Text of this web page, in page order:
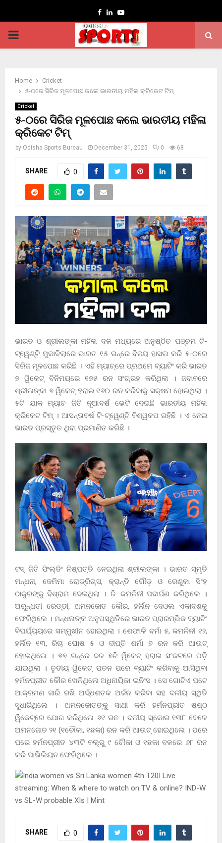
Facebook
LinkedinYoutube
PRIMARY
Home
Cricket
୫-୦ରେ ସିରିଜ ମୂଳପୋଛ କଲେ ଭାରତୀୟ ମହିଳା କ୍ରିକେଟ ଟିମ୍
Cricket
୫-୦ରେ ସିରିଜ ମୂଳପୋଛ କଲେ ଭାରତୀୟ ମହିଳା
କ୍ରିକେଟ ଟିମ୍
by Odisha Sports Bureau December 31, 2025 0 68
SHARE 0
ଭାରତ ଓ ଶ୍ରୀଲଙ୍କା ମହିଳା ଦଳ ମଧ୍ୟରେ ଅନୁଷ୍ଠିତ ପଞ୍ଚମ ଟି-
ଟ୍ୱେଣ୍ଟି ମୁକାବିଲାରେ ଭାରତ ୧୫ ରନ୍‌ରେ ବିଜୟ ହାସଲ କରି ୫-୦ରେ
ସିରିଜ ମୂଳପୋଛ କରିଛି । ଏହି ମ୍ୟାଚ୍‌ରେ ପ୍ରଥମେ ବ୍ୟାଟିଂ କରି ଭାରତ
୭ ୱିକେଟ୍ ବିନିମୟରେ ୧୭୫ ରନ ସଂଗ୍ରହ କରିଥିଲା । ଜବାବରେ
ଶ୍ରୀଲଙ୍କା ୭ ୱିକେଟ୍ ହରାଇ ୧୬୦ ରନ କରିବାକୁ ସକ୍ଷମ ହୋଇଥିଲା ।
୫ଟି ଯାକ ମ୍ୟାଚ ଜିତି ନୂଆବର୍ଷ ଭେଟି ଦେଇଛି ଭାରତୀୟ ମହିଳା
କ୍ରିକେଟ ଟିମ୍ । ଆସନ୍ତାବର୍ଷ ଟି-ଟ୍ୱେଣ୍ଟି ବିଶ୍ୱକପ ରହିଛି । ଏ ନେଇ
ଭାରତ ପ୍ରସ୍ତୁତ ଥିବା ପ୍ରମାଣିତ କରିଛି ।
ଟସ୍ ଜିତି ଫିଲ୍ଡିଂ ନିଷ୍ପତ୍ତି ନେଇଥିଲା ଶ୍ରୀଲଙ୍କା । ଭାରତ ସ୍ମୃତି
ମନ୍ଧନା, ଜେମିମା ରୋଡ୍ରିଗ୍ସ, କ୍ରାନ୍ତି ଗୌଡ଼ ଓ ରେଣୁକା ସିଂହ
ଠାକୁରଙ୍କୁ ବିଶ୍ରାମ ଦେଇଥିଲା । ଜି. କମଳିନୀ ପଦାର୍ପଣ କରିଥିଲେ ।
ଅରୁନ୍ଧତୀ ରେଡ୍ଡୀ, ଅମନଜୋତ କୌର, ହର୍ଲିନ ଦେଓଲ ଏକାଦଶକୁ
ଫେରିଥିଲେ । ମନ୍ଧନାଙ୍କ ଅନୁପସ୍ଥିତିରେ ଭାରତ ପ୍ରାରମ୍ଭିକ ବ୍ୟାଟିଂ
ବିପର୍ଯ୍ୟୟରେ ସମ୍ମୁଖୀନ ହୋଇଥିଲା । ଶେଫାଳି ବର୍ମା ୫, କମଳିନୀ ୧୨,
ହର୍ଲିନ ୧୩, ରିଚା ଘୋଷ ୫ ଓ ଦୀପ୍ତି ଶର୍ମା ୭ ରନ କରି ଆଉଟ୍
ହୋଇଥିଲେ । ୭୭ ରନ୍‌ରେ ଦଳ ୫ଟି ୱିକେଟ୍ ହରାଇ ସଂକଟରେ ପଡ଼ି
ଯାଇଥିଲା । ତୃତୀୟ ୱିକେଟ୍‌ ପତନ ପରେ ବ୍ୟାଟିଂ କରିବାକୁ ଆସିଥିବା
ହର୍ମନପ୍ରୀତ କୌର ଖେଳିଥିଲେ ଅଧିନାୟିକା ଇନିଂସ । ସେ ଗୋଟିଏ ପଟେ
ଆକ୍ରମଣ ଜାରି ରଖି ଅର୍ଦ୍ଧଶତକ ଅର୍ଜନ କରିବା ସହ ଦଳୀୟ ସ୍ଥିତି
ସୁଧାରିଥିଲେ । ଅମନଜୋତଙ୍କୁ ସାଥୀ କରି ହର୍ମନପ୍ରୀତ ଷଷ୍ଠ
ୱିକେଟ୍‌ରେ ଯୋଗ କରିଥିଲେ ୬୧ ରନ । ଦଳୀୟ ସ୍କୋର ୧୩୮ ବେଳେ
ଅମନଜୋତ ୨୧ (୧ଚୌକା, ୧ଛକା) ରନ କରି ଆଉଟ୍ ହୋଇଥିଲେ । ପରେ
ପରେ ହର୍ମନପ୍ରୀତ ୪୩ଟି ବଲ୍‌ରୁ ୯ ଚୌକା ଓ ୧ଛକା ବଳରେ ୬୮ ରନ
କରି ପାଭିଲିୟନ ଫେରିଥିଲେ ।
SHARE 0